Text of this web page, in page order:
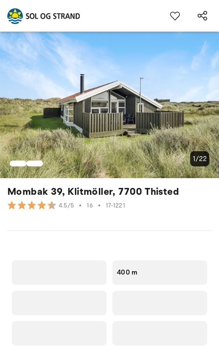
Mombak 39, Klitmöller, 7700 Thisted
4.5/5 • 16 • 17-1221
1/22
400 m